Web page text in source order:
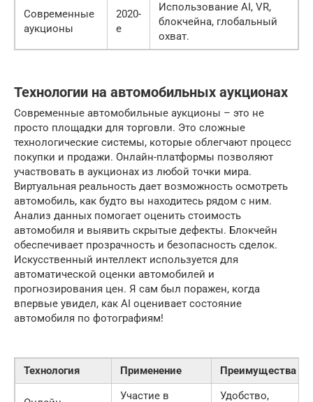
Современные
аукционы
2020-
е
Использование AI, VR,
блокчейна, глобальный
охват.
Технологии на автомобильных аукционах
Современные автомобильные аукционы – это не
просто площадки для торговли. Это сложные
технологические системы, которые облегчают процесс
покупки и продажи. Онлайн-платформы позволяют
участвовать в аукционах из любой точки мира.
Виртуальная реальность дает возможность осмотреть
автомобиль, как будто вы находитесь рядом с ним.
Анализ данных помогает оценить стоимость
автомобиля и выявить скрытые дефекты. Блокчейн
обеспечивает прозрачность и безопасность сделок.
Искусственный интеллект используется для
автоматической оценки автомобилей и
прогнозирования цен. Я сам был поражен, когда
впервые увидел, как AI оценивает состояние
автомобиля по фотографиям!
Технология Применение Преимущества
Участие в
Удобство,